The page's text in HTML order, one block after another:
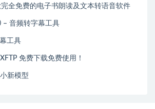
完全免费的电子书朗读及文本转语音软件
– 音频转字幕工具
工具
免费下载免费使用！
新模型